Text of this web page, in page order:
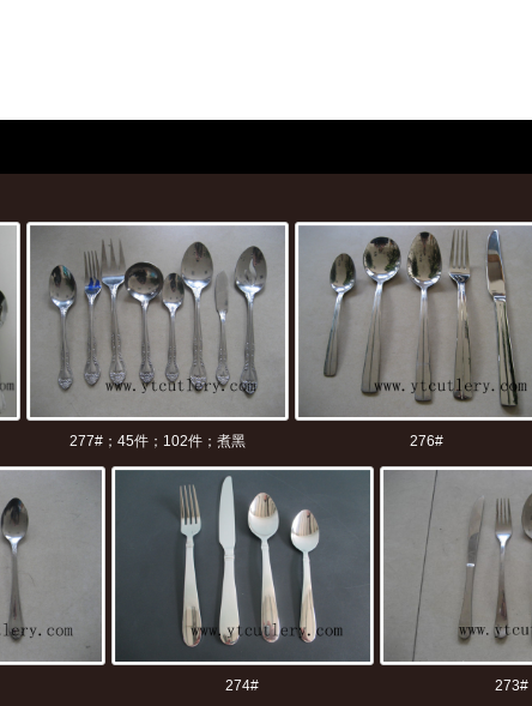
277#；45件；102件；煮黑 276#
274# 273#